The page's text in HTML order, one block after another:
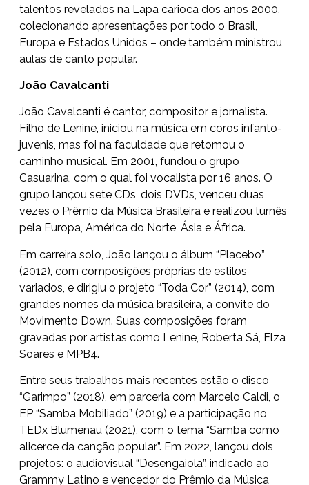
talentos revelados na Lapa carioca dos anos 2000,
colecionando apresentações por todo o Brasil,
Europa e Estados Unidos – onde também ministrou
aulas de canto popular.
João Cavalcanti
João Cavalcanti é cantor, compositor e jornalista.
Filho de Lenine, iniciou na música em coros infanto-
juvenis, mas foi na faculdade que retomou o
caminho musical. Em 2001, fundou o grupo
Casuarina, com o qual foi vocalista por 16 anos. O
grupo lançou sete CDs, dois DVDs, venceu duas
vezes o Prêmio da Música Brasileira e realizou turnês
pela Europa, América do Norte, Ásia e África.
Em carreira solo, João lançou o álbum “Placebo”
(2012), com composições próprias de estilos
variados, e dirigiu o projeto “Toda Cor” (2014), com
grandes nomes da música brasileira, a convite do
Movimento Down. Suas composições foram
gravadas por artistas como Lenine, Roberta Sá, Elza
Soares e MPB4.
Entre seus trabalhos mais recentes estão o disco
“Garimpo” (2018), em parceria com Marcelo Caldi, o
EP “Samba Mobiliado” (2019) e a participação no
TEDx Blumenau (2021), com o tema “Samba como
alicerce da canção popular”. Em 2022, lançou dois
projetos: o audiovisual “Desengaiola”, indicado ao
Grammy Latino e vencedor do Prêmio da Música